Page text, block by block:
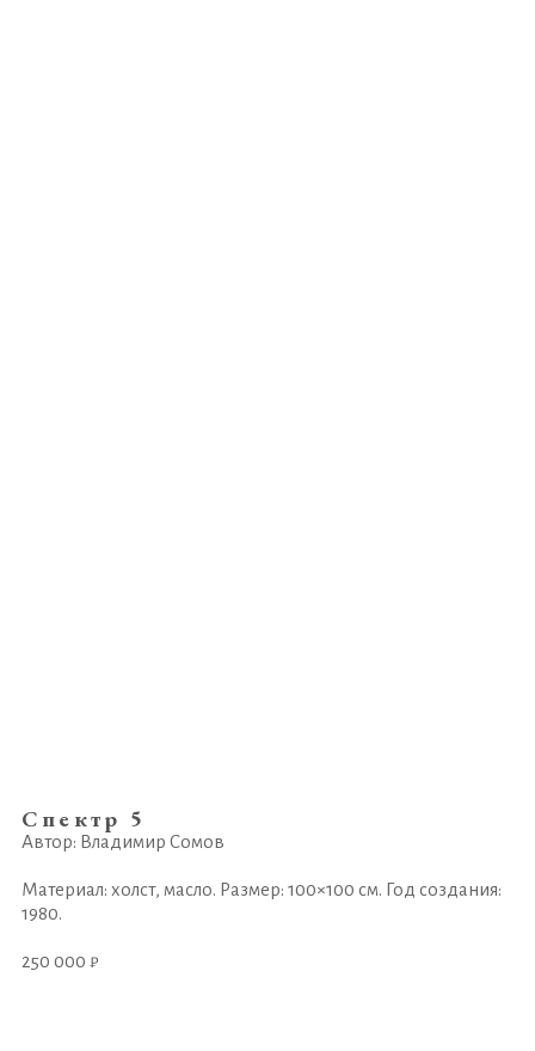
Спектр 5
Автор: Владимир Сомов
Материал: холст, масло. Размер: 100×100 см. Год создания:
1980.
250 000 ₽